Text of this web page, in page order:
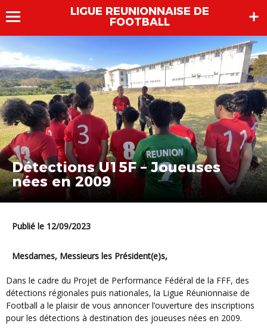
LIGUE REUNIONNAISE DE
FOOTBALL
Détections U15F – Joueuses
nées en 2009
Publié le 12/09/2023
Mesdames, Messieurs les Président(e)s,
Dans le cadre du Projet de Performance Fédéral de la FFF, des
détections régionales puis nationales, la Ligue Réunionnaise de
Football a le plaisir de vous annoncer l’ouverture des inscriptions
pour les détections à destination des joueuses nées en 2009.